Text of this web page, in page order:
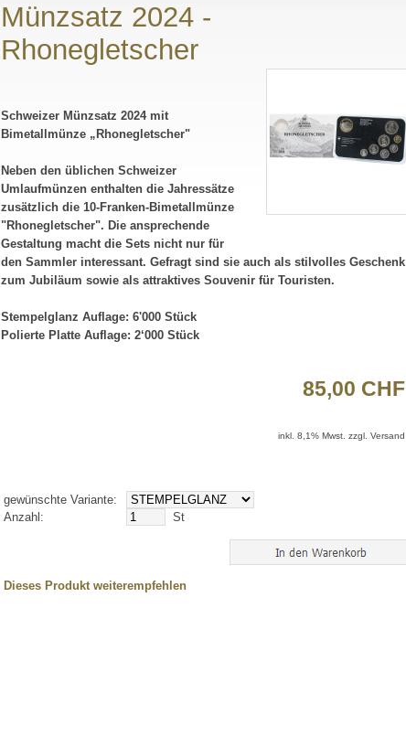
Münzsatz 2024 -
Rhonegletscher
Schweizer Münzsatz 2024 mit
Bimetallmünze „Rhonegletscher"
Neben den üblichen Schweizer
Umlaufmünzen enthalten die Jahressätze
zusätzlich die 10-Franken-Bimetallmünze
"Rhonegletscher". Die ansprechende
Gestaltung macht die Sets nicht nur für
den Sammler interessant. Gefragt sind sie auch als stilvolles Geschenk
zum Jubiläum sowie als attraktives Souvenir für Touristen.
Stempelglanz Auflage: 6'000 Stück
Polierte Platte Auflage: 2‘000 Stück
85,00 CHF
inkl. 8,1% Mwst. zzgl. Versand
gewünschte Variante:
Anzahl:
St
Dieses Produkt weiterempfehlen